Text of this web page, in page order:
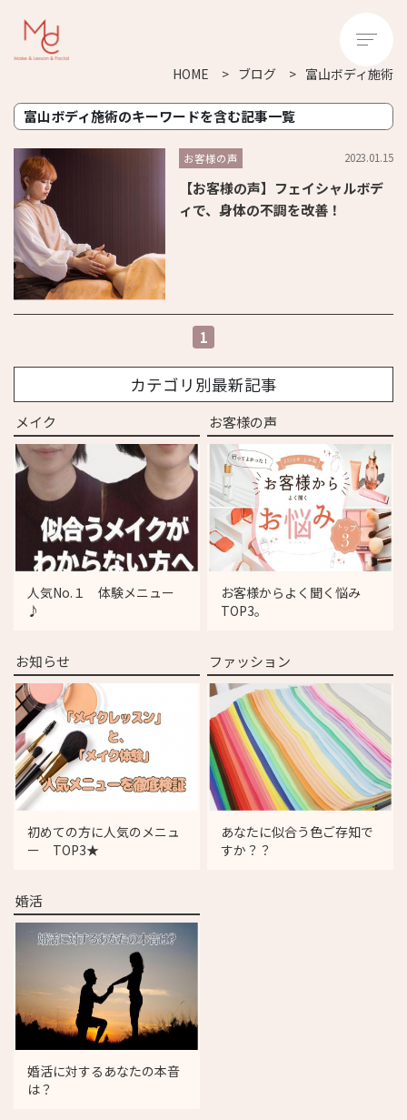
HOME ブログ 富山ボディ施術
富山ボディ施術のキーワードを含む記事一覧
お客様の声 2023.01.15
【お客様の声】フェイシャルボデ
ィで、身体の不調を改善！
1
カテゴリ別最新記事
メイク
人気No.１ 体験メニュー
♪
お客様の声
お客様からよく聞く悩み
TOP3。
お知らせ
初めての方に人気のメニュ
ー TOP3★
ファッション
あなたに似合う色ご存知で
すか？？
婚活
婚活に対するあなたの本音
は？